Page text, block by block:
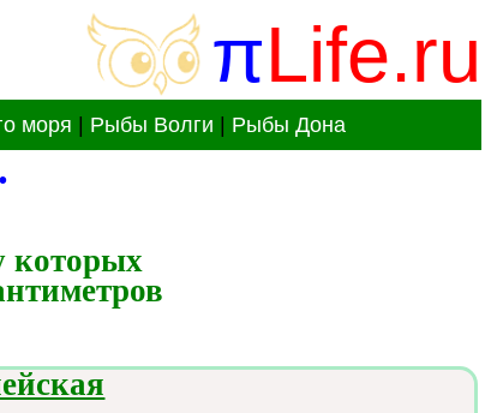
πLife.ru
моря Рыбы Волги Рыбы Дона
которых